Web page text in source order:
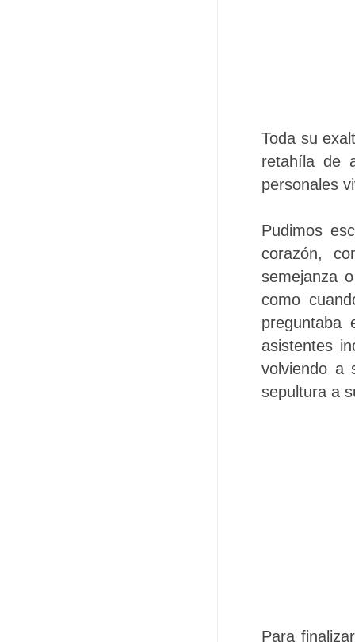
Toda su
retahíla de
personales
Pudimos
corazón,
semejanza
como
preguntaba
asistentes
volviendo a
sepultura a
Para